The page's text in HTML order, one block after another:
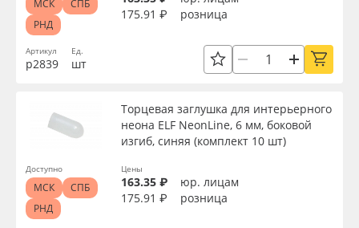
Артикул
р2839
Ед.
шт
175.91 ₽
розница
МСК
СПБ
РНД
Торцевая заглушка для интерьерного
неона ELF NeonLine, 6 мм, боковой
изгиб, синяя (комплект 10 шт)
Цены
163.35 ₽
юр. лицам
175.91 ₽
розница
Доступно
МСК
СПБ
РНД